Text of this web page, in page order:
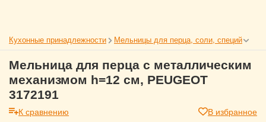
Кухонные принадлежности Мельницы для перца, соли, специй
Мельница для перца с металлическим
механизмом h=12 см, PEUGEOT
3172191
К сравнению
В избранное